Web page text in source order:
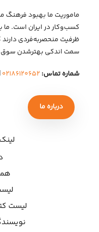
ماموریت ما بهبود فرهنگ
کسب‌وکار در ایران است. ما
ظرفیت منحصربه‌فردی دارند
سمت اندکی بهتر‌شدن
شماره تماس: ۰۲۱۸۶۱۲۰۶۵۲|
درباره ما
لیست